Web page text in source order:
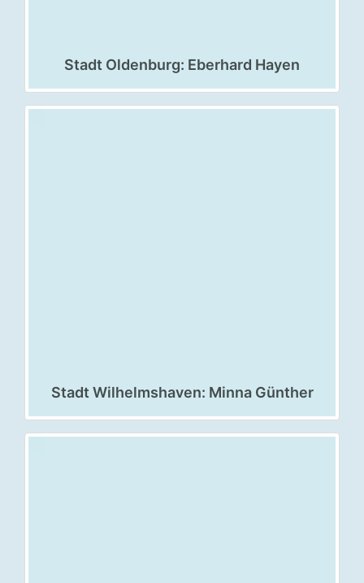
Stadt Oldenburg: Eberhard Hayen
Stadt Wilhelmshaven: Minna Günther